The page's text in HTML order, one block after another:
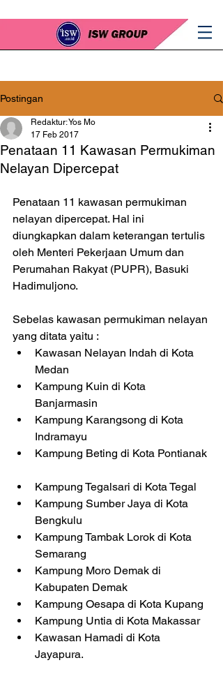
Postingan
Penataan 11 Kawasan Permukiman
Nelayan Dipercepat
Redaktur: Yos Mo
17 Feb 2017
Penataan 11 kawasan permukiman
nelayan dipercepat. Hal ini
diungkapkan dalam keterangan tertulis
oleh Menteri Pekerjaan Umum dan
Perumahan Rakyat (PUPR), Basuki
Hadimuljono.
Sebelas kawasan permukiman nelayan
yang ditata yaitu :
Kawasan Nelayan Indah di Kota
Medan
Kampung Kuin di Kota
Banjarmasin
Kampung Karangsong di Kota
Indramayu
Kampung Beting di Kota Pontianak
Kampung Tegalsari di Kota Tegal
Kampung Sumber Jaya di Kota
Bengkulu
Kampung Tambak Lorok di Kota
Semarang
Kampung Moro Demak di
Kabupaten Demak
Kampung Oesapa di Kota Kupang
Kampung Untia di Kota Makassar
Kawasan Hamadi di Kota
Jayapura.